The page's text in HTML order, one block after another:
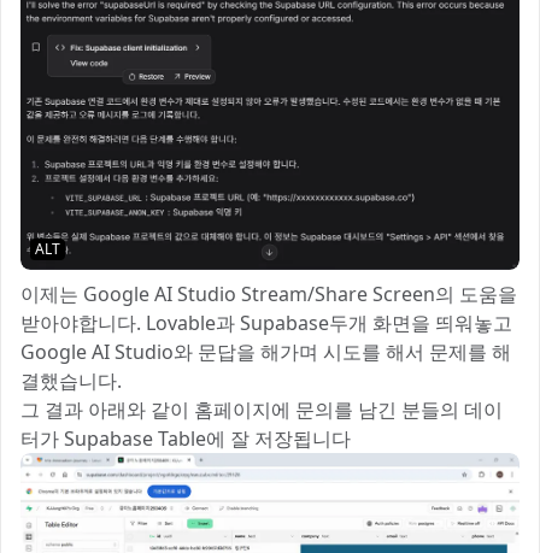
ALT
이제는 Google AI Studio Stream/Share Screen의 도움을
받아야합니다. Lovable과 Supabase두개 화면을 띄워놓고
Google AI Studio와 문답을 해가며 시도를 해서 문제를 해
결했습니다.
그 결과 아래와 같이 홈페이지에 문의를 남긴 분들의 데이
터가 Supabase Table에 잘 저장됩니다